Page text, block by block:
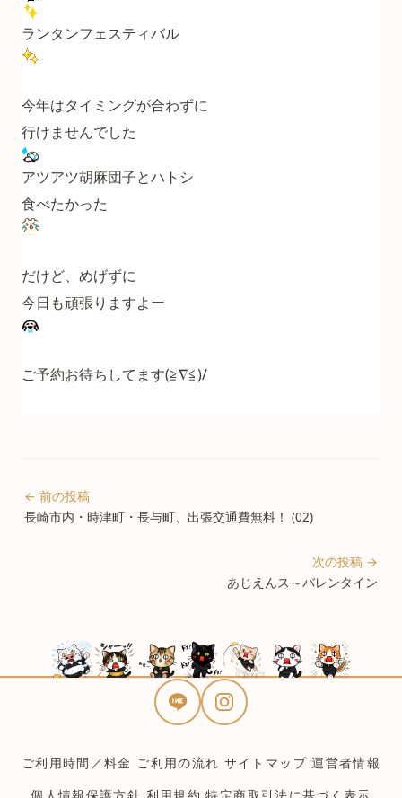
ランタンフェスティバル
今年はタイミングが合わずに
行けませんでした
アツアツ胡麻団子とハトシ
食べたかった
だけど、めげずに
今日も頑張りますよー
ご予約お待ちしてます(≧∇≦)/
← 前の投稿
長崎市内・時津町・長与町、出張交通費無料！ (02)
次の投稿 →
あじえんス～バレンタイン
ご利用時間／料金 ご利用の流れ サイトマップ 運営者情報